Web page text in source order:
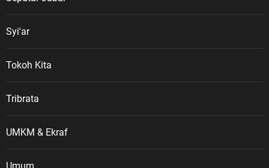
Syi'ar
Tokoh Kita
Tribrata
UMKM & Ekraf